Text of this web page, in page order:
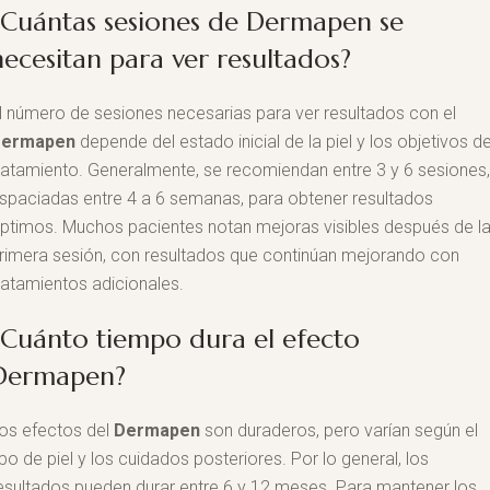
sesiones de Dermapen se
para ver resultados?
número de sesiones necesarias para ver resultados con el
depende del estado inicial de la piel y los objetivos
Generalmente, se recomiendan entre 3 y 6 sesiones,
entre 4 a 6 semanas, para obtener resultados
Muchos pacientes notan mejoras visibles después de
sesión, con resultados que continúan mejorando con
adicionales.
tiempo dura el efecto
efectos del Dermapen son duraderos, pero varían según el
de piel y los cuidados posteriores. Por lo general, los